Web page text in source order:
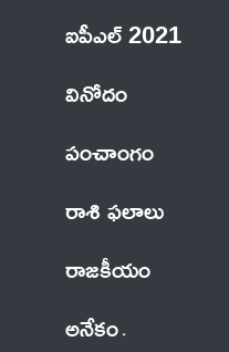
ఐపీఎల్ 2021
వినోదం
పంచాంగం
రాశి ఫలాలు
రాజకీయం
అనేకం